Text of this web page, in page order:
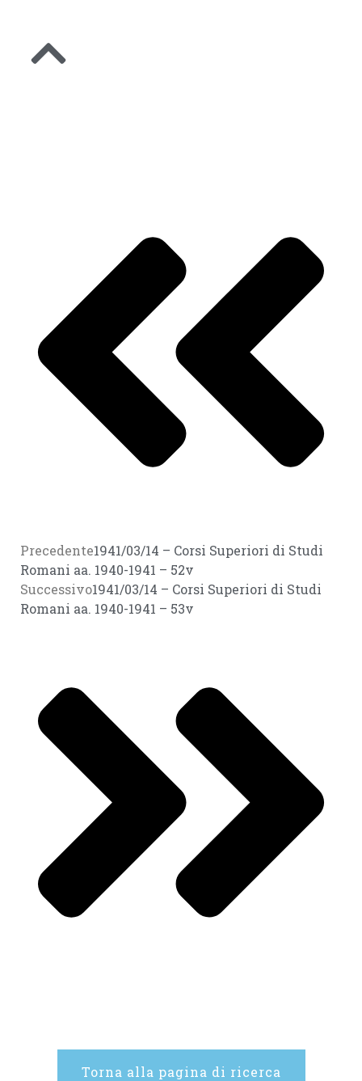
Precedente1941/03/14 – Corsi Superiori di Studi
Romani aa. 1940-1941 – 52v
Successivo1941/03/14 – Corsi Superiori di Studi
Romani aa. 1940-1941 – 53v
Torna alla pagina di ricerca